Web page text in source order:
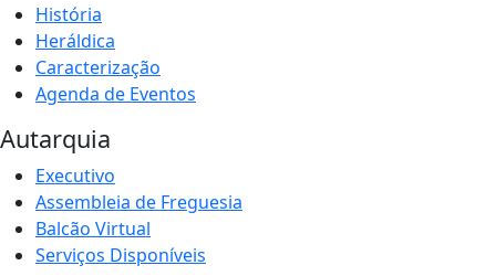
História
Heráldica
Caracterização
Agenda de Eventos
Autarquia
Executivo
Assembleia de Freguesia
Balcão Virtual
Serviços Disponíveis